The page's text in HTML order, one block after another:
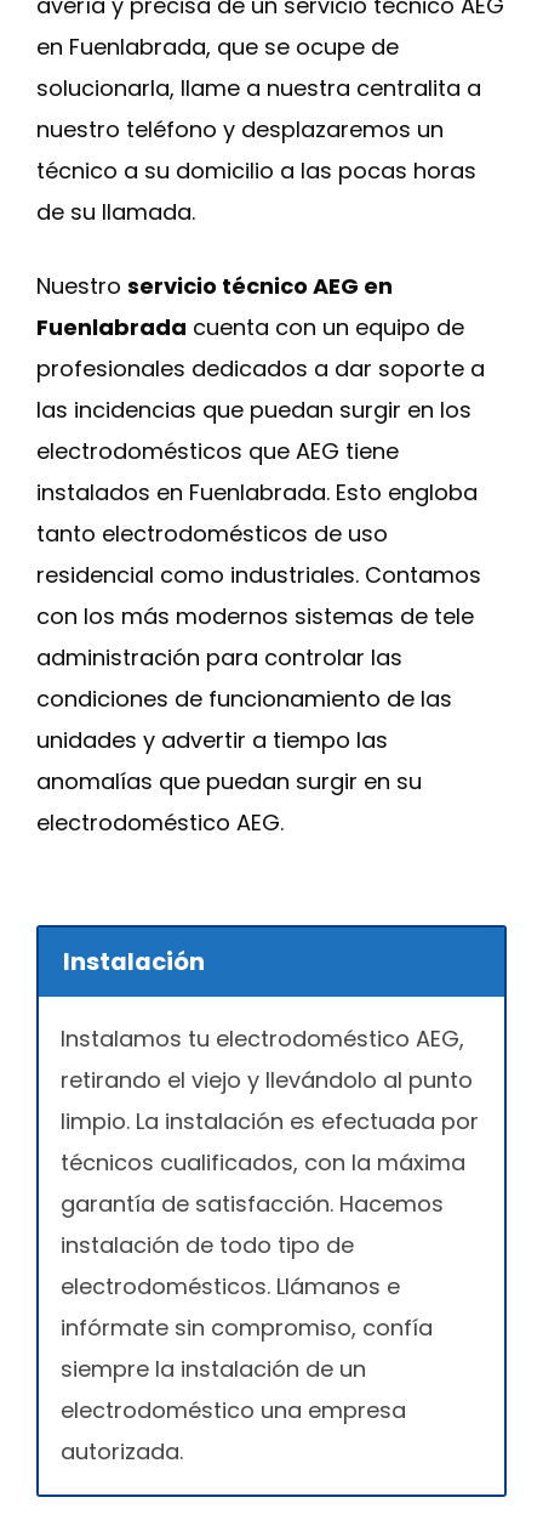
en Fuenlabrada, que se ocupe de
solucionarla, llame a nuestra centralita a
nuestro teléfono y desplazaremos un
técnico a su domicilio a las pocas horas
de su llamada.
Nuestro servicio técnico AEG en
Fuenlabrada cuenta con un equipo de
profesionales dedicados a dar soporte a
las incidencias que puedan surgir en los
electrodomésticos que AEG tiene
instalados en Fuenlabrada. Esto engloba
tanto electrodomésticos de uso
residencial como industriales. Contamos
con los más modernos sistemas de tele
administración para controlar las
condiciones de funcionamiento de las
unidades y advertir a tiempo las
anomalías que puedan surgir en su
electrodoméstico AEG.
Instalación
Instalamos tu electrodoméstico AEG,
retirando el viejo y llevándolo al punto
limpio. La instalación es efectuada por
técnicos cualificados, con la máxima
garantía de satisfacción. Hacemos
instalación de todo tipo de
electrodomésticos. Llámanos e
infórmate sin compromiso, confía
siempre la instalación de un
electrodoméstico una empresa
autorizada.